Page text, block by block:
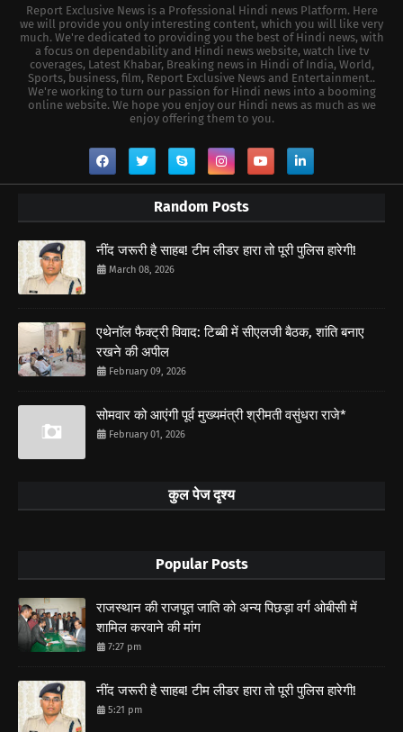
Report Exclusive News is a Professional Hindi news Platform. Here
we will provide you only interesting content, which you will like very
much. We're dedicated to providing you the best of Hindi news, with
a focus on dependability and Hindi news website, watch live tv
coverages, Latest Khabar, Breaking news in Hindi of India, World,
Sports, business, film, Report Exclusive News and Entertainment..
We're working to turn our passion for Hindi news into a booming
online website. We hope you enjoy our Hindi news as much as we
enjoy offering them to you.
Random Posts
नींद जरूरी है साहब! टीम लीडर हारा तो पूरी पुलिस हारेगी!
March 08, 2026
एथेनॉल फैक्ट्री विवाद: टिब्बी में सीएलजी बैठक, शांति बनाए
रखने की अपील
February 09, 2026
सोमवार को आएंगी पूर्व मुख्यमंत्री श्रीमती वसुंधरा राजे*
February 01, 2026
कुल पेज दृश्य
Popular Posts
राजस्थान की राजपूत जाति को अन्य पिछड़ा वर्ग ओबीसी में
शामिल करवाने की मांग
7:27 pm
नींद जरूरी है साहब! टीम लीडर हारा तो पूरी पुलिस हारेगी!
5:21 pm